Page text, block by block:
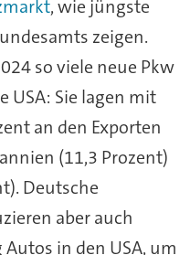
, wie jüngste
zeigen.
so viele neue Pkw
USA: Sie lagen mit
an den Exporten
(11,3 Prozent)
Deutsche
aber auch
in den USA, um